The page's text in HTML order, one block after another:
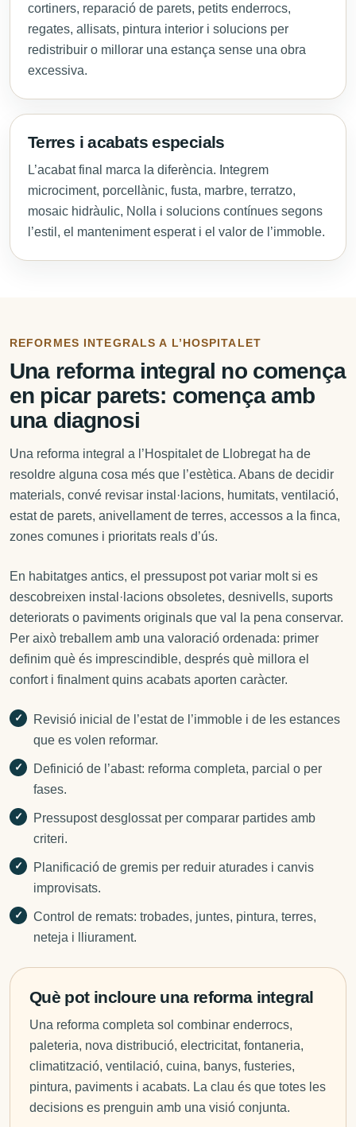
cortiners, reparació de parets, petits enderrocs,
regates, allisats, pintura interior i solucions per
redistribuir o millorar una estança sense una obra
excessiva.
Terres i acabats especials
L’acabat final marca la diferència. Integrem
microciment, porcellànic, fusta, marbre, terratzo,
mosaic hidràulic, Nolla i solucions contínues segons
l’estil, el manteniment esperat i el valor de l’immoble.
REFORMES INTEGRALS A L’HOSPITALET
Una reforma integral no comença
en picar parets: comença amb
una diagnosi
Una reforma integral a l’Hospitalet de Llobregat ha de
resoldre alguna cosa més que l’estètica. Abans de decidir
materials, convé revisar instal·lacions, humitats, ventilació,
estat de parets, anivellament de terres, accessos a la finca,
zones comunes i prioritats reals d’ús.
En habitatges antics, el pressupost pot variar molt si es
descobreixen instal·lacions obsoletes, desnivells, suports
deteriorats o paviments originals que val la pena conservar.
Per això treballem amb una valoració ordenada: primer
definim què és imprescindible, després què millora el
confort i finalment quins acabats aporten caràcter.
Revisió inicial de l’estat de l’immoble i de les estances
que es volen reformar.
Definició de l’abast: reforma completa, parcial o per
fases.
Pressupost desglossat per comparar partides amb
criteri.
Planificació de gremis per reduir aturades i canvis
improvisats.
Control de remats: trobades, juntes, pintura, terres,
neteja i lliurament.
Què pot incloure una reforma integral
Una reforma completa sol combinar enderrocs,
paleteria, nova distribució, electricitat, fontaneria,
climatització, ventilació, cuina, banys, fusteries,
pintura, paviments i acabats. La clau és que totes les
decisions es prenguin amb una visió conjunta.